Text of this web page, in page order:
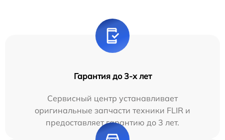
Гарантия до 3-х лет
Сервисный центр устанавливает
оригинальные запчасти техники FLIR и
предоставляет гарантию до 3 лет.